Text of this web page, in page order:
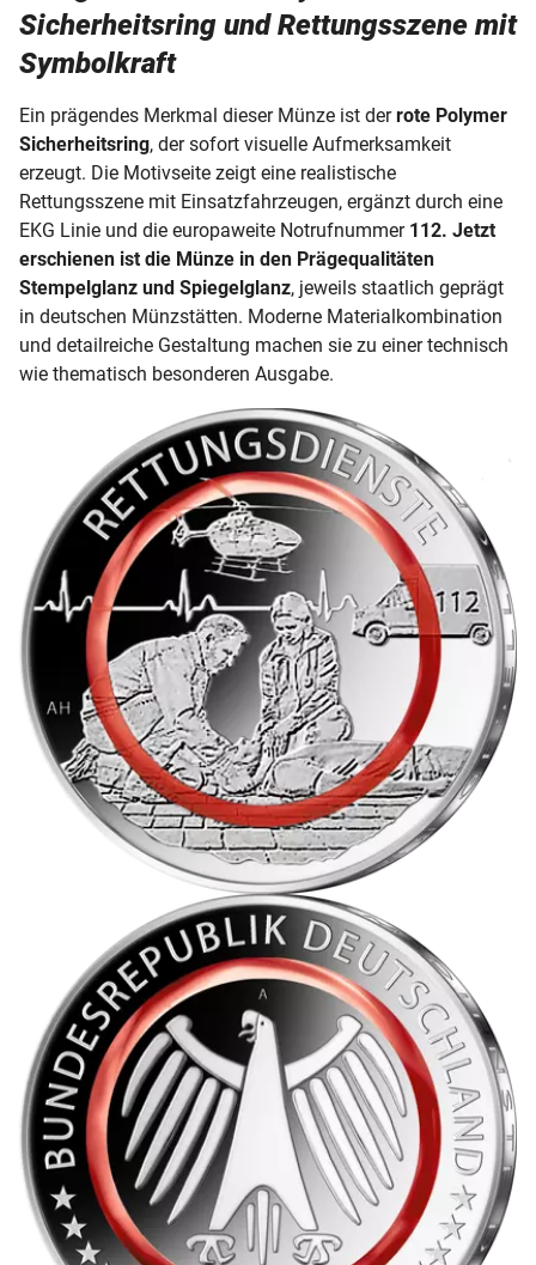
Sicherheitsring und Rettungsszene mit
Symbolkraft
Ein prägendes Merkmal dieser Münze ist derrote Polymer
Sicherheitsring, der sofort visuelle Aufmerksamkeit
erzeugt. Die Motivseite zeigt eine realistische
Rettungsszene mit Einsatzfahrzeugen, ergänzt durch eine
EKG Linie und die europaweite Notrufnummer 112. Jetzt
erschienen ist die Münze in den Prägequalitäten
Stempelglanz und Spiegelglanz, jeweils staatlich geprägt
in deutschen Münzstätten. Moderne Materialkombination
und detailreiche Gestaltung machen sie zu einer technisch
wie thematisch besonderen Ausgabe.